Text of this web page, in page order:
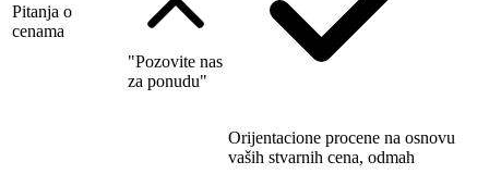
Pitanja o
cenama
"Pozovite nas
za ponudu"
Orijentacione procene na osnovu
vaših stvarnih cena, odmah